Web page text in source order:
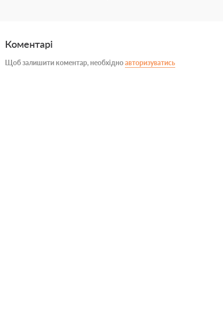
Коментарі
Щоб залишити коментар, необхідноавторизуватись